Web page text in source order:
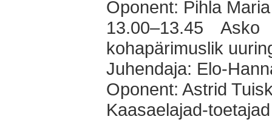
Oponent: Pihla
13.00–13.45
kohapärimuslik
Juhendaja: Elo-
Oponent: Astrid
Kaasaelajad-